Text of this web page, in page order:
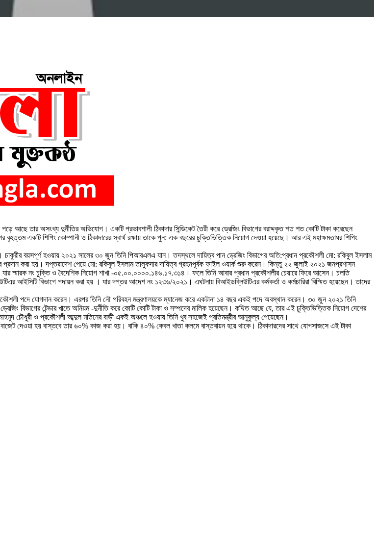
আছে তার অসংখ্য দুর্নীতির অভিযোগ। একটি প্রভাবশালী ঠিকাদার সিন্ডিকেট তৈরী করে ড্রেজিং বিভাগের বরাদ্দকৃত শত শত কোটি টাকা করেছেন
একটি শিপিং কোম্পানী ও ঠিকাদারের স্বার্থ রক্ষায় তাকে পুন: এক বছরের চুক্তিভিত্তিক নিয়োগ দেওয়া হয়েছে। আর এই মহাক্ষমতাধর শিপিং
চাকুরীর বয়সপূর্ণ হওয়ায় ২০২১ সালের ৩০ জুন তিনি পিআরএলএ যান। তদস্থলে দায়িত্ব পান ড্রেজিং বিভাগের অতি:প্রধান প্রকৌশলী মো: রকিবুল ইসলাম
করা হয়। দপ্তরাদেশ পেয়ে মো: রকিবুল ইসলাম তালুকদার দায়িত্ব গ্রহনপূর্বক ফাইল ওয়ার্ক শুরু করেন। কিন্তু ২২ জুলাই ২০২১ জনপ্রশাসন
স্মারক নং চুক্তি ও বৈদেশিক নিয়োগ শাখা -০৫.০০.০০০০.১৪৬.১৭.৩১৪। ফলে তিনি আবার প্রধান প্রকৌশলীর চেয়ারে ফিরে আসেন। চলতি
আইসিটি বিভাগে পদায়ন করা হয় । যার দপ্তর আদেশ নং ১২৩৬/২০২১। এঘটনায় বিআইডব্লিউটিএর কর্মকর্তা ও কর্মচারিরা বিস্মিত হয়েছেন। তাদের
পদে যোগদান করেন। এরপর তিনি নৌ পরিবহন মন্ত্রণালয়কে ম্যানেজ করে একটানা ১৪ বছর একই পদে অবস্থান করেন। ৩০ জুন ২০২১ তিনি
বিভাগের টেন্ডার খাতে অনিয়ম -দুর্নীতি করে কোটি কোটি টাকা ও সম্পদের মালিক হয়েছেন। কথিত আছে যে, তার এই চুক্তিভিত্তিক নিয়োগ দেশের
মাহমুদ চৌধুরী ও প্রকৌশলী আব্দুল মতিনের বাড়ী একই অঞ্চলে হওয়ায় তিনি খুব সহজেই প্রতিমন্ত্রীর আনুকুল্য পেয়েছেন।
দেওয়া হয় বাস্তবে তার ৬০% কাজ করা হয়। বাকি ৪০% কেবল খাতা কলমে বাস্তবায়ন হয়ে থাকে। ঠিকাদারদের সাথে যোগসাজসে এই টাকা